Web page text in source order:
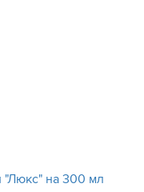
"Люкс" на 300 мл